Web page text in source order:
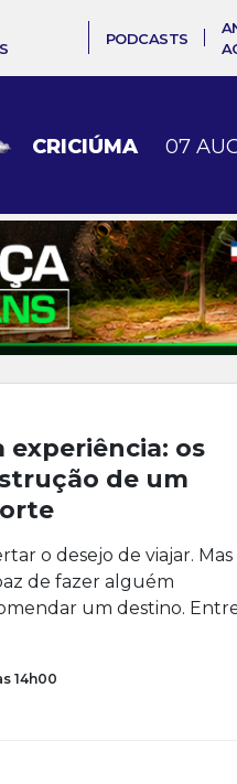
PODCASTS
CRICIÚMA 07
experiência: os
de um
o desejo de viajar. Mas
de fazer alguém
um destino.
14h00